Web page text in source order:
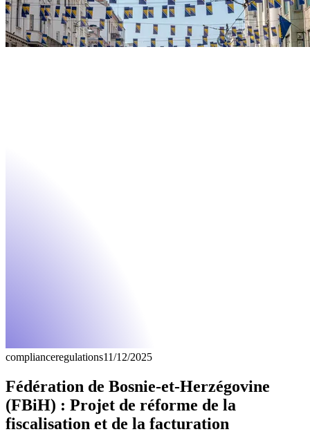
complianceregulations11/12/2025
Fédération de Bosnie-et-Herzégovine
(FBiH) : Projet de réforme de la
fiscalisation et de la facturation